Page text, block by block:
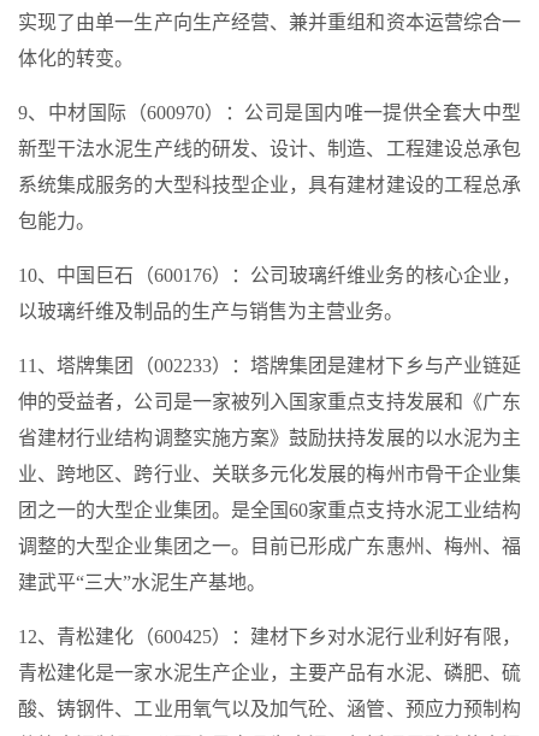
实现了由单一生产向生产经营、兼并重组和资本运营综合一
体化的转变。
9、中材国际（600970）：公司是国内唯一提供全套大中型
新型干法水泥生产线的研发、设计、制造、工程建设总承包
系统集成服务的大型科技型企业，具有建材建设的工程总承
包能力。
10、中国巨石（600176）：公司玻璃纤维业务的核心企业，
以玻璃纤维及制品的生产与销售为主营业务。
11、塔牌集团（002233）：塔牌集团是建材下乡与产业链延
伸的受益者，公司是一家被列入国家重点支持发展和《广东
省建材行业结构调整实施方案》鼓励扶持发展的以水泥为主
业、跨地区、跨行业、关联多元化发展的梅州市骨干企业集
团之一的大型企业集团。是全国60家重点支持水泥工业结构
调整的大型企业集团之一。目前已形成广东惠州、梅州、福
建武平“三大”水泥生产基地。
12、青松建化（600425）：建材下乡对水泥行业利好有限，
青松建化是一家水泥生产企业，主要产品有水泥、磷肥、硫
酸、铸钢件、工业用氧气以及加气砼、涵管、预应力预制构